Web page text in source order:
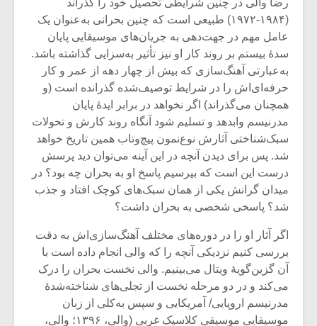
(۱۹۸۴-۱۹۷۲) طبیعی است که چنین بحرانی به‌عنوان یک
عامل مهم در جهت‌دهی به جریان‌های موسیقایی پایان
سدۀ بیستم بر روند کار او نیز تأثیر به‌سزایی گذاشته باشد.
به‌عبارتی آهنگ‌سازی که بیش از چهار دهه از عمر و کار
حرفه‌ای‌اش را در شرایط توصیف‌شده گذرانده است (و
همچنان می‌گذراند) اگر نخواهد در برابر ایدۀ پایان
مدرنیسم وابدهد و تسلیم شود آنگاه روند کارش و تحولات
سبک‌شناختی آثارش نوع‌نمون پیچ‌وتاب همین تاریخ خواهد
شد. پس برای دیدن آنچه در این آینه می‌توان دید پرسش
درست این است که بپرسیم پاسخ او به بحران چه بود؟ در
میدان گرانش یکی از همان سبک‌های کوچک افتاد و جذب
شد؟ پاسخی شخصی به بحران داشت؟
اگر آثار او را در دوره‌های مختلف آهنگ‌سازی‌اش به دقت
بررسی کنیم نزدیکی آنچه را که والی انجام داده است با
آن گزین‌گویۀ ویتال می‌بینیم. والی نخست بحران را درک
می‌کند و در دو مرحله نخست از تجلی‌های شناخته‌شدۀ
مدرنیسم اروپایی/ آمریکایی و سپس به‌کلی از زبان
موسیقایی موسیقی کلاسیک غربی (والی، ۱۳۹۶؛ والی،